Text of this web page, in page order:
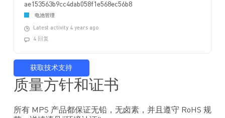
ae153563b9cc4dab058f1e568ec56b8
电池管理
Latest activity 4 years ago
4 回复
获取技术支持
质量方针和证书
所有 MPS 产品都保证无铅，无卤素，并且遵守 RoHS 规